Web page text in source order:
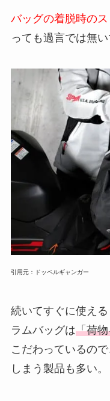
バッグの着脱時の
っても過言では無い
引用元：ドッペルギャンガー
続いてすぐに使え
ラムバッグは「荷
こだわっているの
しまう製品も多い。